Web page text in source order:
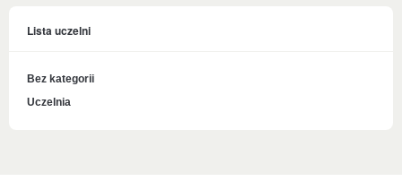
Lista uczelni
Bez kategorii
Uczelnia